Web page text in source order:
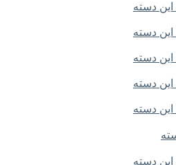
دسته
دسته
دسته
دسته
دسته
دسته